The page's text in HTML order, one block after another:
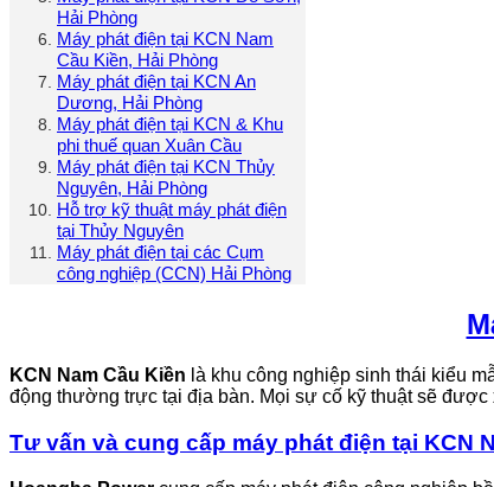
Hải Phòng
Máy phát điện tại KCN Nam
Cầu Kiền, Hải Phòng
Máy phát điện tại KCN An
Dương, Hải Phòng
Máy phát điện tại KCN & Khu
phi thuế quan Xuân Cầu
Máy phát điện tại KCN Thủy
Nguyên, Hải Phòng
Hỗ trợ kỹ thuật máy phát điện
tại Thủy Nguyên
Máy phát điện tại các Cụm
công nghiệp (CCN) Hải Phòng
KCN Nam Cầu Kiền là khu công nghiệp sinh thái kiểu
động thường trực tại địa bàn. Mọi sự cố kỹ thuật sẽ được
Tư vấn và cung cấp máy phát điện tại KCN